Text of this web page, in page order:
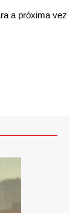
a próxima vez